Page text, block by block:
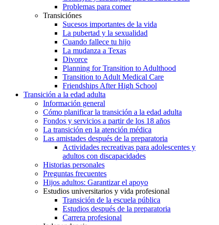
Problemas para comer
Transiciónes
Sucesos importantes de la vida
La pubertad y la sexualidad
Cuando fallece tu hijo
La mudanza a Texas
Divorce
Planning for Transition to Adulthood
Transition to Adult Medical Care
Friendships After High School
Transición a la edad adulta
Información general
Cómo planificar la transición a la edad adulta
Fondos y servicios a partir de los 18 años
La transición en la atención médica
Las amistades después de la preparatoria
Actividades recreativas para adolescentes y
adultos con discapacidades
Historias personales
Preguntas frecuentes
Hijos adultos: Garantizar el apoyo
Estudios universitarios y vida profesional
Transición de la escuela pública
Estudios después de la preparatoria
Carrera profesional